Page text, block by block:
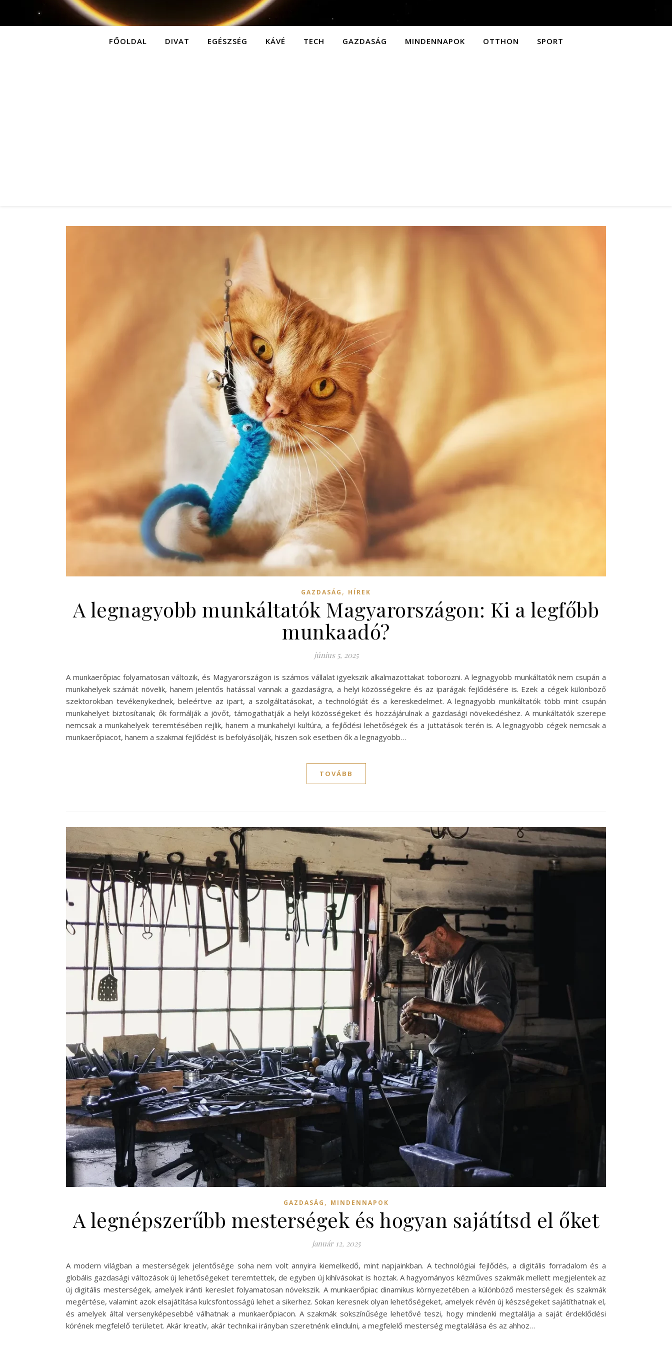
FŐOLDAL DIVAT EGÉSZSÉG KÁVÉ TECH GAZDASÁG MINDENNAPOK OTTHON SPORT
GAZDASÁG , HÍREK
A legnagyobb munkáltatók Magyarországon: Ki a legfőbb
munkaadó?
június 5, 2025
A munkaerőpiac folyamatosan változik, és Magyarországon is számos vállalat igyekszik alkalmazottakat toborozni. A legnagyobb munkáltatók nem csupán a
munkahelyek számát növelik, hanem jelentős hatással vannak a gazdaságra, a helyi közösségekre és az iparágak fejlődésére is. Ezek a cégek különböző
szektorokban tevékenykednek, beleértve az ipart, a szolgáltatásokat, a technológiát és a kereskedelmet. A legnagyobb munkáltatók több mint csupán
munkahelyet biztosítanak; ők formálják a jövőt, támogathatják a helyi közösségeket és hozzájárulnak a gazdasági növekedéshez. A munkáltatók szerepe
nemcsak a munkahelyek teremtésében rejlik, hanem a munkahelyi kultúra, a fejlődési lehetőségek és a juttatások terén is. A legnagyobb cégek nemcsak a
munkaerőpiacot, hanem a szakmai fejlődést is befolyásolják, hiszen sok esetben ők a legnagyobb…
TOVÁBB
GAZDASÁG , MINDENNAPOK
A legnépszerűbb mesterségek és hogyan sajátítsd el őket
január 12, 2025
A modern világban a mesterségek jelentősége soha nem volt annyira kiemelkedő, mint napjainkban. A technológiai fejlődés, a digitális forradalom és a
globális gazdasági változások új lehetőségeket teremtettek, de egyben új kihívásokat is hoztak. A hagyományos kézműves szakmák mellett megjelentek az
új digitális mesterségek, amelyek iránti kereslet folyamatosan növekszik. A munkaerőpiac dinamikus környezetében a különböző mesterségek és szakmák
megértése, valamint azok elsajátítása kulcsfontosságú lehet a sikerhez. Sokan keresnek olyan lehetőségeket, amelyek révén új készségeket sajátíthatnak el,
és amelyek által versenyképesebbé válhatnak a munkaerőpiacon. A szakmák sokszínűsége lehetővé teszi, hogy mindenki megtalálja a saját érdeklődési
körének megfelelő területet. Akár kreatív, akár technikai irányban szeretnénk elindulni, a megfelelő mesterség megtalálása és az ahhoz…